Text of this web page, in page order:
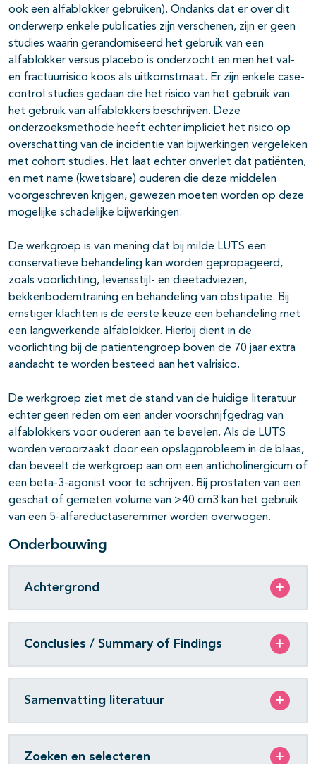
ook een alfablokker gebruiken). Ondanks dat er over dit
onderwerp enkele publicaties zijn verschenen, zijn er geen
studies waarin gerandomiseerd het gebruik van een
alfablokker versus placebo is onderzocht en men het val-
en fractuurrisico koos als uitkomstmaat. Er zijn enkele case-
control studies gedaan die het risico van het gebruik van
het gebruik van alfablokkers beschrijven. Deze
onderzoeksmethode heeft echter impliciet het risico op
overschatting van de incidentie van bijwerkingen vergeleken
met cohort studies. Het laat echter onverlet dat patiënten,
en met name (kwetsbare) ouderen die deze middelen
voorgeschreven krijgen, gewezen moeten worden op deze
mogelijke schadelijke bijwerkingen.
De werkgroep is van mening dat bij milde LUTS een
conservatieve behandeling kan worden gepropageerd,
zoals voorlichting, levensstijl- en dieetadviezen,
bekkenbodemtraining en behandeling van obstipatie. Bij
ernstiger klachten is de eerste keuze een behandeling met
een langwerkende alfablokker. Hierbij dient in de
voorlichting bij de patiëntengroep boven de 70 jaar extra
aandacht te worden besteed aan het valrisico.
De werkgroep ziet met de stand van de huidige literatuur
echter geen reden om een ander voorschrijfgedrag van
alfablokkers voor ouderen aan te bevelen. Als de LUTS
worden veroorzaakt door een opslagprobleem in de blaas,
dan beveelt de werkgroep aan om een anticholinergicum of
een beta-3-agonist voor te schrijven. Bij prostaten van een
geschat of gemeten volume van >40 cm3 kan het gebruik
van een 5-alfareductaseremmer worden overwogen.
Onderbouwing
Achtergrond
Conclusies / Summary of Findings
Samenvatting literatuur
Zoeken en selecteren